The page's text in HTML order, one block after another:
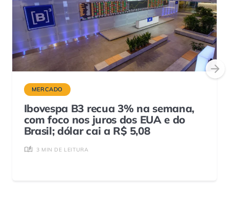
MERCADO
Ibovespa B3 recua 3% na semana,
com foco nos juros dos EUA e do
Brasil; dólar cai a R$ 5,08
3 MIN DE LEITURA